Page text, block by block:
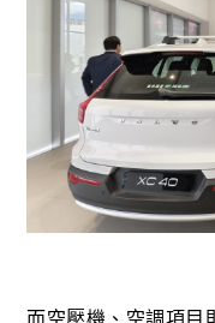
而空壓機、空調項目